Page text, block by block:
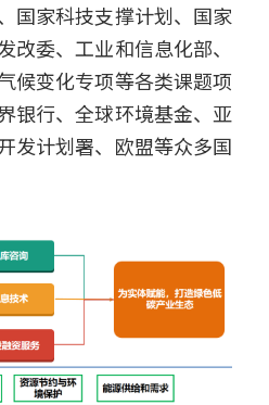
国家科技支撑计划、国家
改委、工业和信息化部、
候变化专项等各类课题项
银行、全球环境基金、亚
发计划署、欧盟等众多国